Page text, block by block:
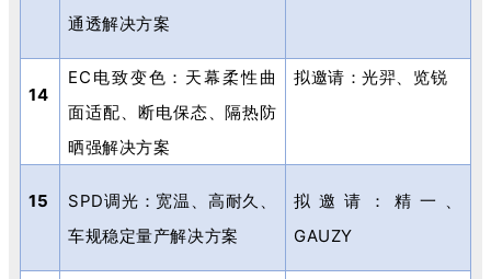
通透解决方案
14
EC 电致变色：天幕柔性曲
面适配、断电保态、隔热防
晒强解决方案
拟邀请：光羿、览锐
15 SPD调光：宽温、高耐久、
车规稳定量产解决方案
拟邀请：精一、
GAUZY